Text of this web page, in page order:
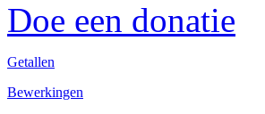
Doe een donatie
Getallen
Bewerkingen